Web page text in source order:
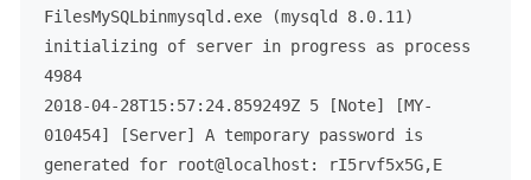
FilesMySQLbinmysqld.exe (mysqld 8.0.11)
initializing of server in progress as process
4984
2018-04-28T15:57:24.859249Z 5 [Note] [MY-
010454] [Server] A temporary password is
generated for root@localhost: rI5rvf5x5G,E